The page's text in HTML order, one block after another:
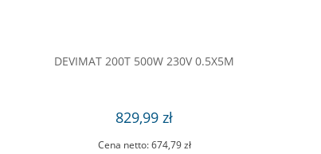
DEVIMAT 200T 500W 230V 0.5X5M
829,99 zł
Cena netto:674,79 zł